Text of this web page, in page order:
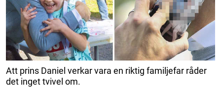
Att prins Daniel verkar vara en riktig familjefar råder
det inget tvivel om.